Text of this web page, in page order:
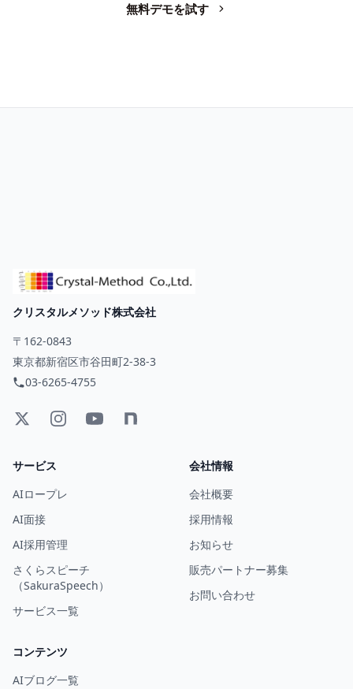
無料デモを試す
クリスタルメソッド株式会社
〒162-0843
東京都新宿区市谷田町2-38-3
03-6265-4755
サービス
AIロープレ
AI面接
AI採用管理
さくらスピーチ
（SakuraSpeech）
サービス一覧
会社情報
会社概要
採用情報
お知らせ
販売パートナー募集
お問い合わせ
コンテンツ
AIブログ一覧